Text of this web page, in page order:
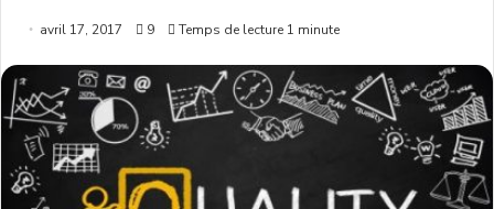
avril 17, 2017 9 Temps de lecture 1 minute